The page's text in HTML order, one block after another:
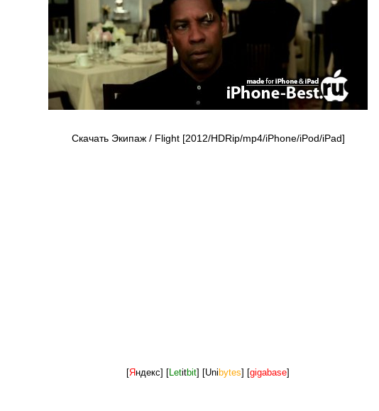
Скачать Экипаж / Flight [2012/HDRip/mp4/iPhone/iPod/iPad]
[Яндекс] [Letitbit] [Unibytes] [gigabase]